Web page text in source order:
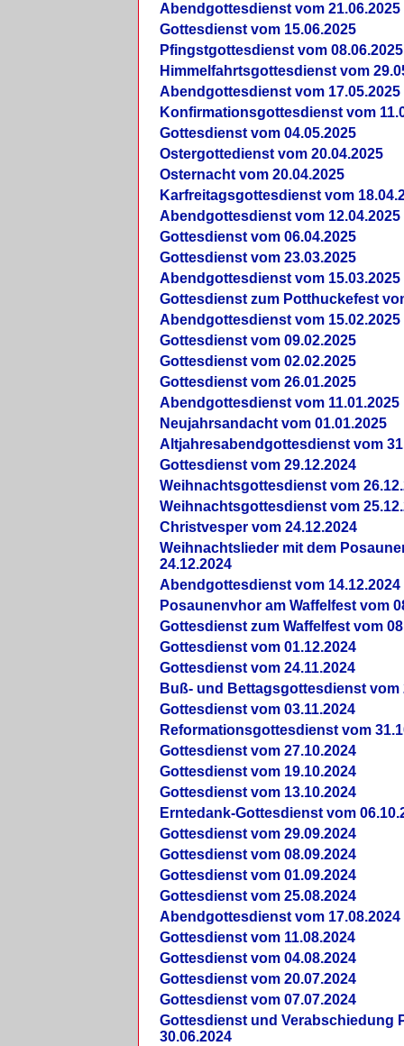
Abendgottesdienst vom 21.06.2025
Gottesdienst vom 15.06.2025
Pfingstgottesdienst vom 08.06.2025
Himmelfahrtsgottesdienst vom
Abendgottesdienst vom 17.05.2025
Konfirmationsgottesdienst vom
Gottesdienst vom 04.05.2025
Ostergottedienst vom 20.04.2025
Osternacht vom 20.04.2025
Karfreitagsgottesdienst vom
Abendgottesdienst vom 12.04.2025
Gottesdienst vom 06.04.2025
Gottesdienst vom 23.03.2025
Abendgottesdienst vom 15.03.2025
Gottesdienst zum Potthuckefest
Abendgottesdienst vom 15.02.2025
Gottesdienst vom 09.02.2025
Gottesdienst vom 02.02.2025
Gottesdienst vom 26.01.2025
Abendgottesdienst vom 11.01.2025
Neujahrsandacht vom 01.01.2025
Altjahresabendgottesdienst vom
Gottesdienst vom 29.12.2024
Weihnachtsgottesdienst vom
Weihnachtsgottesdienst vom
Christvesper vom 24.12.2024
Weihnachtslieder mit dem
24.12.2024
Abendgottesdienst vom 14.12.2024
Posaunenvhor am Waffelfest vom
Gottesdienst zum Waffelfest vom
Gottesdienst vom 01.12.2024
Gottesdienst vom 24.11.2024
Buß- und Bettagsgottesdienst vom
Gottesdienst vom 03.11.2024
Reformationsgottesdienst vom
Gottesdienst vom 27.10.2024
Gottesdienst vom 19.10.2024
Gottesdienst vom 13.10.2024
Erntedank-Gottesdienst vom
Gottesdienst vom 29.09.2024
Gottesdienst vom 08.09.2024
Gottesdienst vom 01.09.2024
Gottesdienst vom 25.08.2024
Abendgottesdienst vom 17.08.2024
Gottesdienst vom 11.08.2024
Gottesdienst vom 04.08.2024
Gottesdienst vom 20.07.2024
Gottesdienst vom 07.07.2024
Gottesdienst und Verabschiedung
30.06.2024